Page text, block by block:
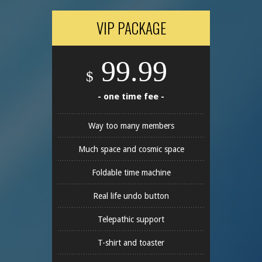
VIP PACKAGE
$ 99.99
- one time fee -
Way too many members
Much space and cosmic space
Foldable time machine
Real life undo button
Telepathic support
T-shirt and toaster